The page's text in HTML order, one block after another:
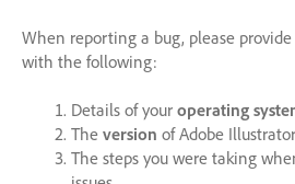
When reporting a bug, please
with the following:
Details of your operating
The version of Adobe
The steps you were taking